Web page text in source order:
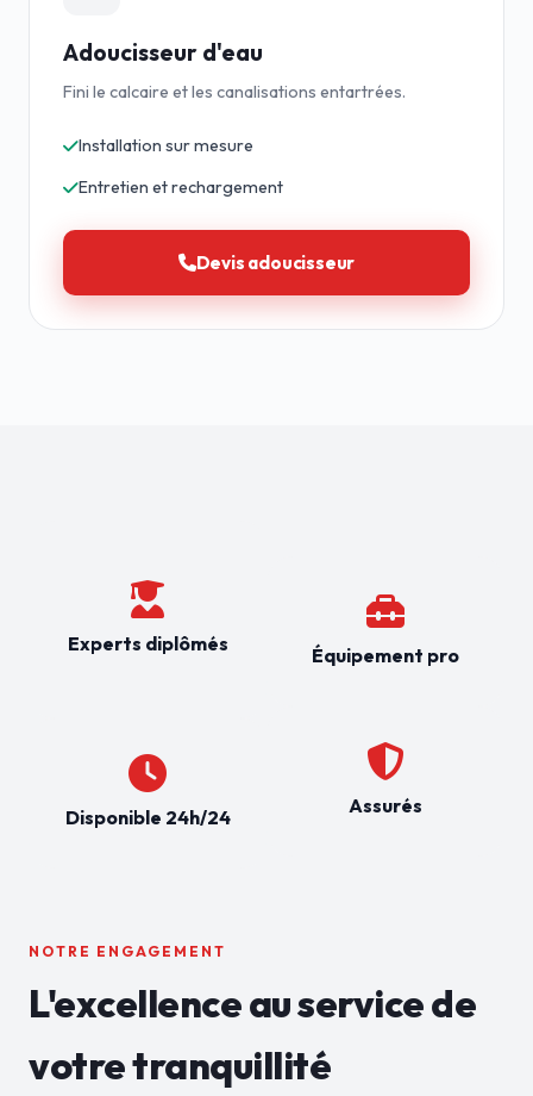
Adoucisseur d'eau
Fini le calcaire et les canalisations entartrées.
Installation sur mesure
Entretien et rechargement
Devis adoucisseur
Experts diplômés
Disponible 24h/24
Équipement pro
Assurés
NOTRE ENGAGEMENT
L'excellence au service de
votre tranquillité